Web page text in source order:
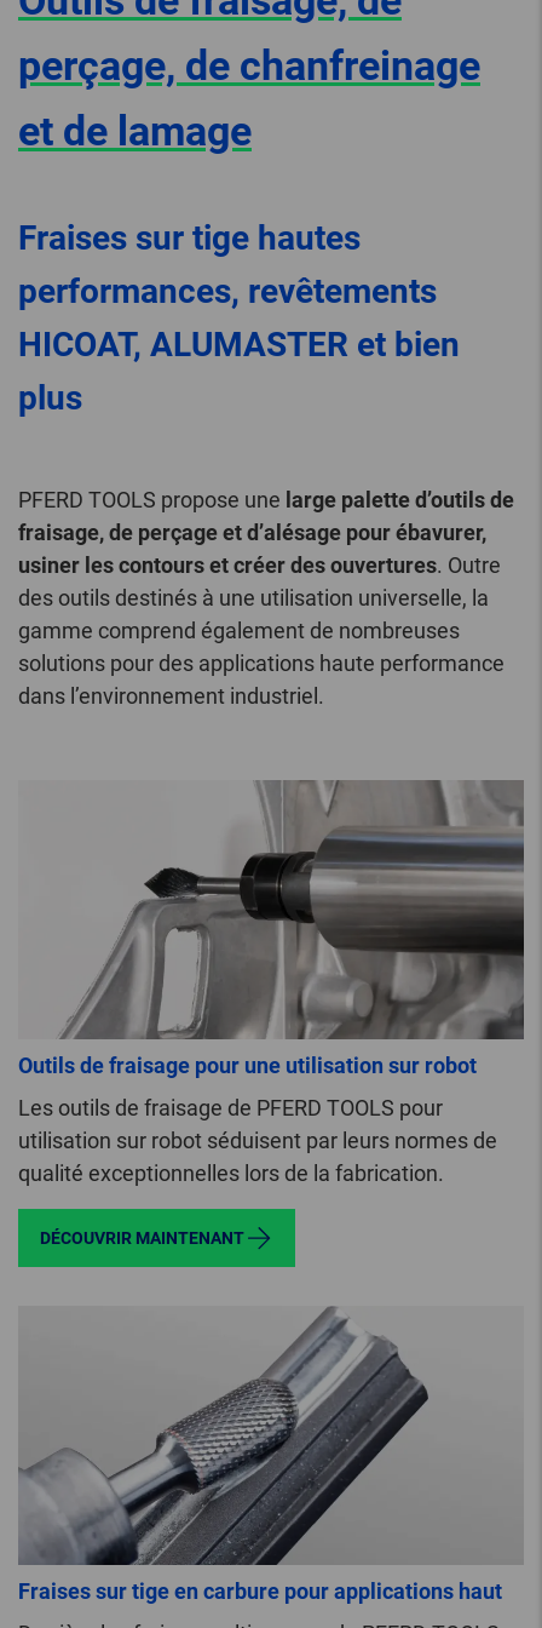
perçage, de chanfreinage
et de lamage
Fraises sur tige hautes
performances, revêtements
HICOAT, ALUMASTER et bien
plus
PFERD TOOLS propose une large palette d’outils de
fraisage, de perçage et d’alésage pour ébavurer,
usiner les contours et créer des ouvertures. Outre
des outils destinés à une utilisation universelle, la
gamme comprend également de nombreuses
solutions pour des applications haute performance
dans l’environnement industriel.
Outils de fraisage pour une utilisation sur robot
Les outils de fraisage de PFERD TOOLS pour
utilisation sur robot séduisent par leurs normes de
qualité exceptionnelles lors de la fabrication.
DÉCOUVRIR MAINTENANT
Fraises sur tige en carbure pour applications haut